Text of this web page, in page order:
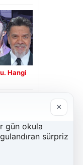
Hangi
×